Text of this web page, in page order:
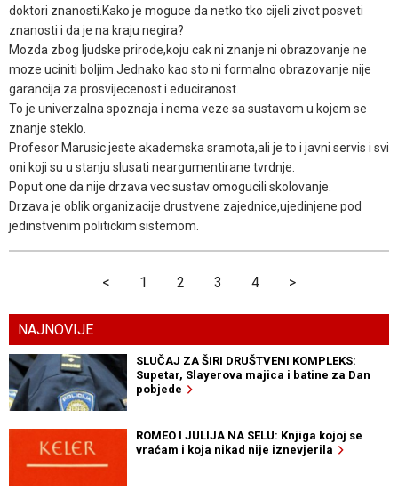
doktori znanosti.Kako je moguce da netko tko cijeli zivot posveti
znanosti i da je na kraju negira?
Mozda zbog ljudske prirode,koju cak ni znanje ni obrazovanje ne
moze uciniti boljim.Jednako kao sto ni formalno obrazovanje nije
garancija za prosvijecenost i educiranost.
To je univerzalna spoznaja i nema veze sa sustavom u kojem se
znanje steklo.
Profesor Marusic jeste akademska sramota,ali je to i javni servis i svi
oni koji su u stanju slusati neargumentirane tvrdnje.
Poput one da nije drzava vec sustav omogucili skolovanje.
Drzava je oblik organizacije drustvene zajednice,ujedinjene pod
jedinstvenim politickim sistemom.
< 1 2 3 4 >
NAJNOVIJE
SLUČAJ ZA ŠIRI DRUŠTVENI KOMPLEKS:
Supetar, Slayerova majica i batine za Dan
pobjede
ROMEO I JULIJA NA SELU: Knjiga kojoj se
vraćam i koja nikad nije iznevjerila